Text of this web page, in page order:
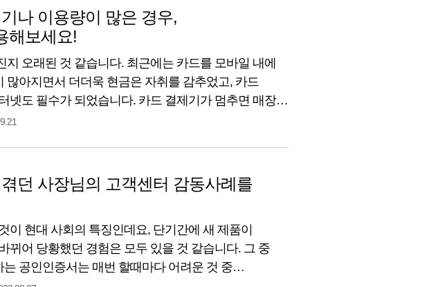
관리, 방제
나 이용량이 많은 경우,
해보세요!
지 오래된 것 같습니다. 최근에는 카드를 모바일 내에
많아지면서 더더욱 현금은 자취를 감추었고, 카드
넷도 필수가 되었습니다. 카드 결제기가 멈추면 매장은
. 하필이면 바쁜 날, 인터넷이 갑자기 되지 않는다면
던 사장님의 고객센터 감동사례를
이 현대 사회의 특징인데요, 단기간에 새 제품이
뀌어 당황했던 경험은 모두 있을 것 같습니다. 그 중
공인인증서는 매번 할때마다 어려운 것 중